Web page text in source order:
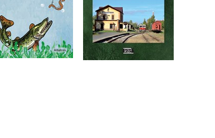
Do košíku
329 Kč
263 Kč
Do košíku
640 Kč